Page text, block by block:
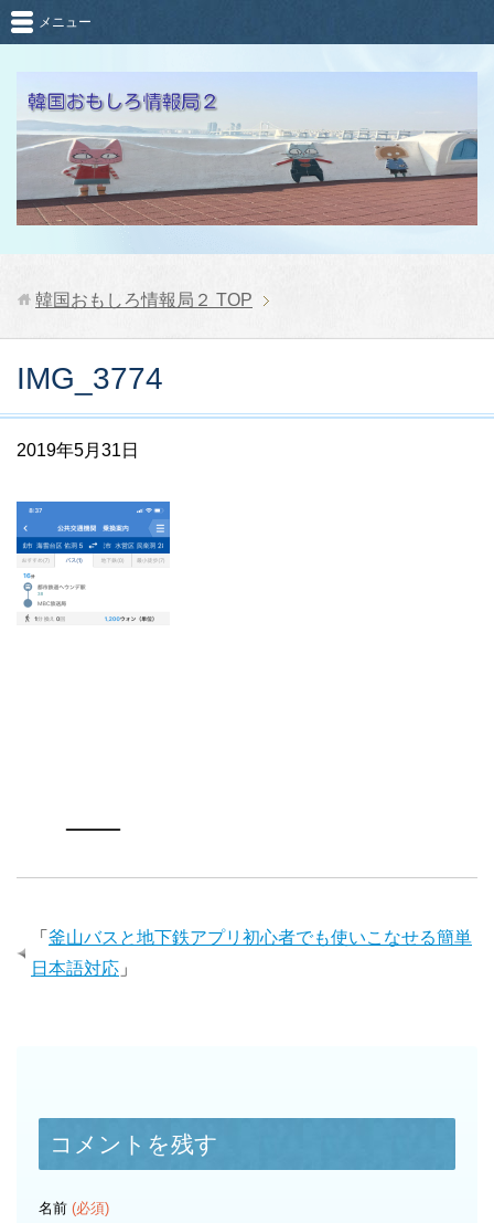
メニュー
韓国おもしろ情報局２ TOP
IMG_3774
2019年5月31日
「 釜山バスと地下鉄アプリ初心者でも使いこなせる簡単
日本語対応 」
コメントを残す
名前 (必須)